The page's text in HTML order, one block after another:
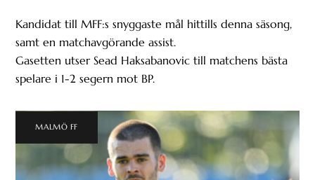
Kandidat till MFF:s snyggaste mål hittills denna säsong,
samt en matchavgörande assist.
Gasetten utser Sead Haksabanovic till matchens bästa
spelare i 1-2 segern mot BP.
MALMÖ FF